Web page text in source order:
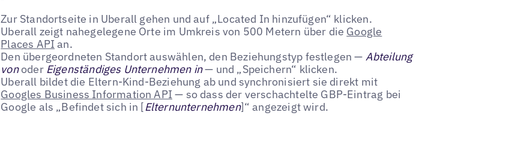
Zur Standortseite in Uberall gehen und auf „Located In hinzufügen“ klicken.
Uberall zeigt nahegelegene Orte im Umkreis von 500 Metern über die Google
Places API an.
Den übergeordneten Standort auswählen, den Beziehungstyp festlegen — Abteilung
vonoder Eigenständiges Unternehmen in— und „Speichern“ klicken.
Uberall bildet die Eltern-Kind-Beziehung ab und synchronisiert sie direkt mit
Googles Business Information API — so dass der verschachtelte GBP-Eintrag bei
Google als „Befindet sich in [Elternunternehmen]“ angezeigt wird.